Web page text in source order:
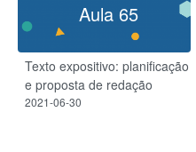
Aula 65
Texto expositivo: planificação
e proposta de redação
2021-06-30